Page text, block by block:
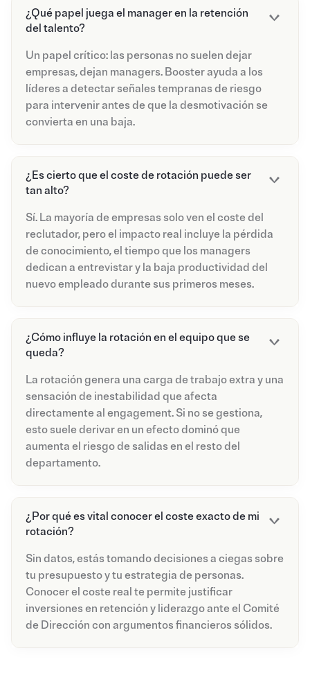
¿Qué papel juega el manager en la retención
del talento?
Un papel crítico: las personas no suelen dejar
empresas, dejan managers. Booster ayuda a los
líderes a detectar señales tempranas de riesgo
para intervenir antes de que la desmotivación se
convierta en una baja.
¿Es cierto que el coste de rotación puede ser
tan alto?
Sí. La mayoría de empresas solo ven el coste del
reclutador, pero el impacto real incluye la pérdida
de conocimiento, el tiempo que los managers
dedican a entrevistar y la baja productividad del
nuevo empleado durante sus primeros meses.
¿Cómo influye la rotación en el equipo que se
queda?
La rotación genera una carga de trabajo extra y una
sensación de inestabilidad que afecta
directamente al engagement. Si no se gestiona,
esto suele derivar en un efecto dominó que
aumenta el riesgo de salidas en el resto del
departamento.
¿Por qué es vital conocer el coste exacto de mi
rotación?
Sin datos, estás tomando decisiones a ciegas sobre
tu presupuesto y tu estrategia de personas.
Conocer el coste real te permite justificar
inversiones en retención y liderazgo ante el Comité
de Dirección con argumentos financieros sólidos.